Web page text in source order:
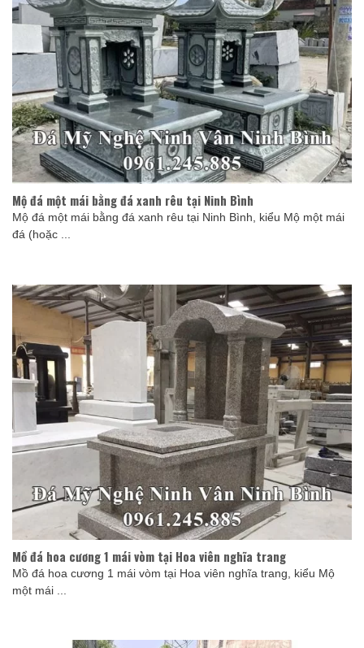
Mộ đá một mái bằng đá xanh rêu tại Ninh Bình
Mộ đá một mái bằng đá xanh rêu tại Ninh Bình, kiểu Mộ một mái
đá (hoặc ...
Mồ đá hoa cương 1 mái vòm tại Hoa viên nghĩa trang
Mồ đá hoa cương 1 mái vòm tại Hoa viên nghĩa trang, kiểu Mộ
một mái ...